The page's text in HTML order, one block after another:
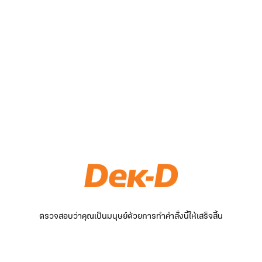
ตรวจสอบว่าคุณเป็นมนุษย์ด้วยการทำคำสั่งนี้ให้เสร็จสิ้น